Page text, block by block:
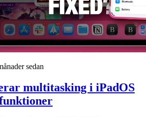
sedan
multitasking i iPadOS